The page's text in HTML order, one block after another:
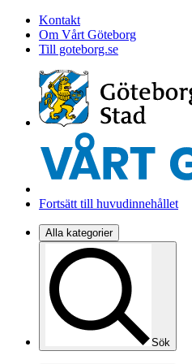
Kontakt
Om Vårt Göteborg
Till goteborg.se
Fortsätt till huvudinnehållet
Alla kategorier
Sök